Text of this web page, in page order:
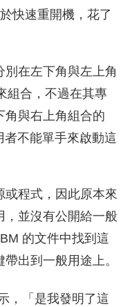
快速重開機，花了
在左下角與左上角
組合，不過在其專
角與右上角組合的
者不能單手來啟動這
或程式，因此原本來
，並沒有公開給一般
的文件中找到這
出到一般用途上。
，「是我發明了這